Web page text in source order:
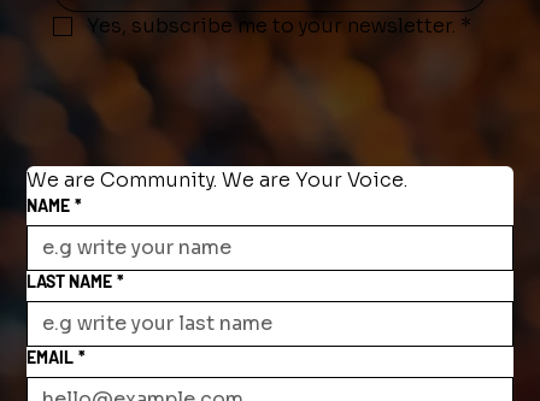
Yes, subscribe me to your newsletter. *
We are Community. We are Your Voice.
NAME *
LAST NAME *
EMAIL *